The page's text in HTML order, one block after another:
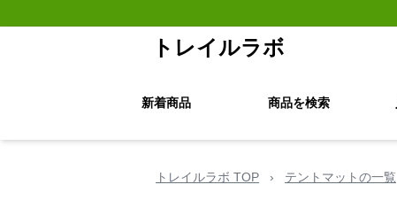
トレイルラボ
新着商品 商品を検索
トレイルラボ TOP › テントマットの一覧